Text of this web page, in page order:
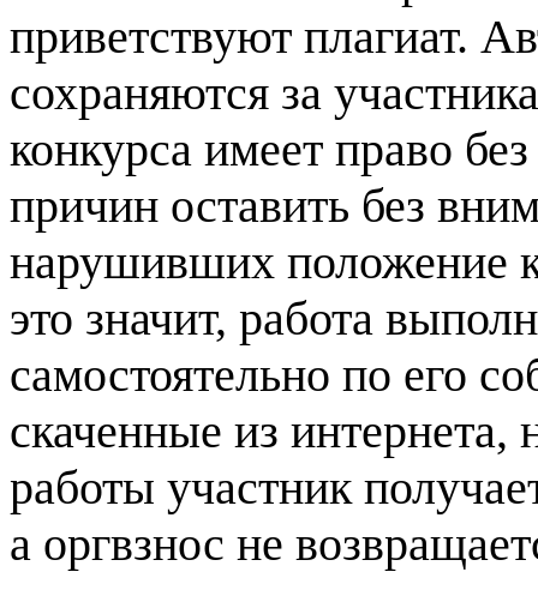
приветствуют плагиат.
сохраняются за
конкурса имеет право
причин оставить без
нарушивших положение
это значит, работа
самостоятельно по его
скаченные из интернета,
работы участник
а оргвзнос не